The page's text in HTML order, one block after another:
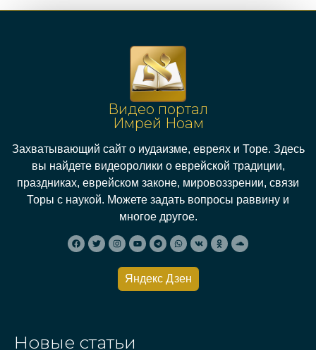
Видео портал
Имрей Ноам
Захватывающий сайт о иудаизме, евреях и Торе. Здесь
вы найдете видеоролики о еврейской традиции,
праздниках, еврейском законе, мировоззрении, связи
Торы с наукой. Можете задать вопросы раввину и
многое другое.
Яндекс Дзен
Новые статьи